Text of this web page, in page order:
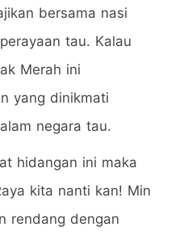
bersama nasi
tau. Kalau
Merah ini
yang dinikmati
negara tau.
hidangan ini maka
kita nanti kan! Min
rendang dengan